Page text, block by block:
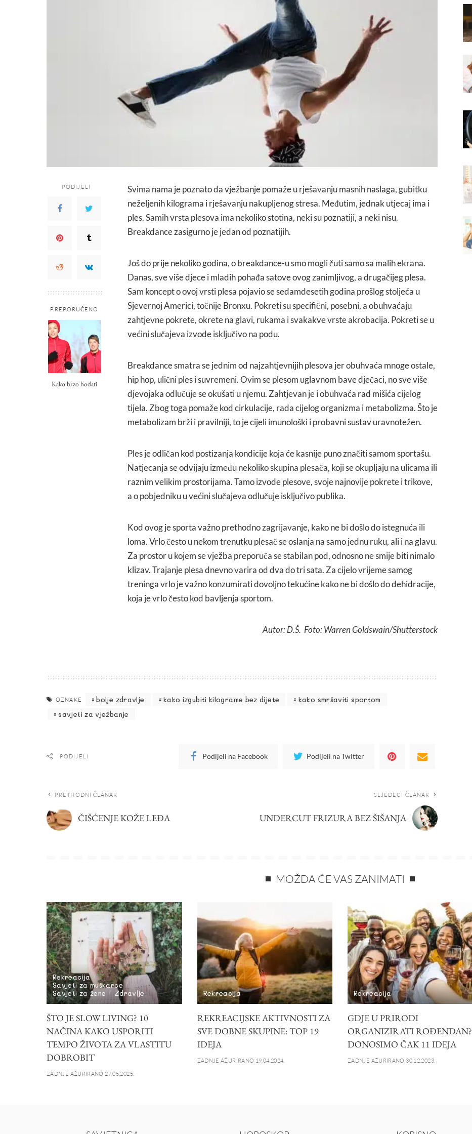
PODIJELI
PREPORUČENO
Kako brzo hodati
Svima nama je poznato da vježbanje pomaže u rješavanju masnih naslaga, gubitku
neželjenih kilograma i rješavanju nakupljenog stresa. Međutim, jednak utjecaj ima i
ples. Samih vrsta plesova ima nekoliko stotina, neki su poznatiji, a neki nisu.
Breakdance zasigurno je jedan od poznatijih.
Još do prije nekoliko godina, o breakdance-u smo mogli čuti samo sa malih ekrana.
Danas, sve više djece i mladih pohađa satove ovog zanimljivog, a drugačijeg plesa.
Sam koncept o ovoj vrsti plesa pojavio se sedamdesetih godina prošlog stoljeća u
Sjevernoj Americi, točnije Bronxu. Pokreti su specifični, posebni, a obuhvaćaju
zahtjevne pokrete, okrete na glavi, rukama i svakakve vrste akrobacija. Pokreti se u
većini slučajeva izvode isključivo na podu.
Breakdance smatra se jednim od najzahtjevnijih plesova jer obuhvaća mnoge ostale,
hip hop, ulični ples i suvremeni. Ovim se plesom uglavnom bave dječaci, no sve više
djevojaka odlučuje se okušati u njemu. Zahtjevan je i obuhvaća rad mišića cijelog
tijela. Zbog toga pomaže kod cirkulacije, rada cijelog organizma i metabolizma. Što je
metabolizam brži i pravilniji, to je cijeli imunološki i probavni sustav uravnotežen.
Ples je odličan kod postizanja kondicije koja će kasnije puno značiti samom sportašu.
Natjecanja se odvijaju između nekoliko skupina plesača, koji se okupljaju na ulicama ili
raznim velikim prostorijama. Tamo izvode plesove, svoje najnovije pokrete i trikove,
a o pobjedniku u većini slučajeva odlučuje isključivo publika.
Kod ovog je sporta važno prethodno zagrijavanje, kako ne bi došlo do istegnuća ili
loma. Vrlo često u nekom trenutku plesač se oslanja na samo jednu ruku, ali i na glavu.
Za prostor u kojem se vježba preporuča se stabilan pod, odnosno ne smije biti nimalo
klizav. Trajanje plesa dnevno varira od dva do tri sata. Za cijelo vrijeme samog
treninga vrlo je važno konzumirati dovoljno tekućine kako ne bi došlo do dehidracije,
koja je vrlo često kod bavljenja sportom.
Autor: D.Š. Foto: Warren Goldswain/Shutterstock
OZNAKE bolje zdravlje kako izgubiti kilograme bez dijete
kako smršaviti sportom
savjeti za vježbanje
PODIJELI Podijeli na Facebook Podijeli na Twitter
PRETHODNI ČLANAK
ČIŠĆENJE KOŽE LEĐA
SLJEDEĆI ČLANAK
UNDERCUT FRIZURA BEZ ŠIŠANJA
MOŽDA ĆE VAS ZANIMATI
Rekreacija
Savjeti za muškarce
Savjeti za žene
Zdravlje
ŠTO JE SLOW LIVING? 10
NAČINA KAKO USPORITI
TEMPO ŽIVOTA ZA VLASTITU
DOBROBIT
ZADNJE AŽURIRANO 27.05.2025.
Rekreacija
REKREACIJSKE AKTIVNOSTI ZA
SVE DOBNE SKUPINE: TOP 19
IDEJA
ZADNJE AŽURIRANO 19.04.2024.
Rekreacija
GDJE U PRIRODI
ORGANIZIRATI ROĐENDAN?
DONOSIMO ČAK 11 IDEJA
ZADNJE AŽURIRANO 30.12.2023.